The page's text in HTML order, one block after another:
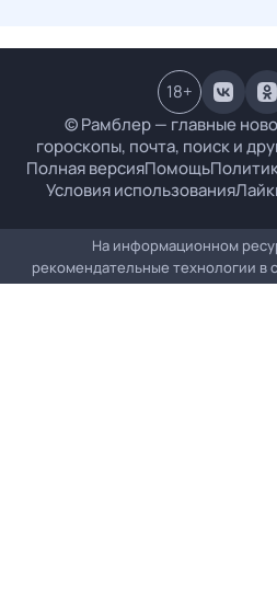
© Рамблер — главные
гороскопы, почта, поиск и
Полная версияПомощь
Условия использования
18+
На информационном
рекомендательные технологии в